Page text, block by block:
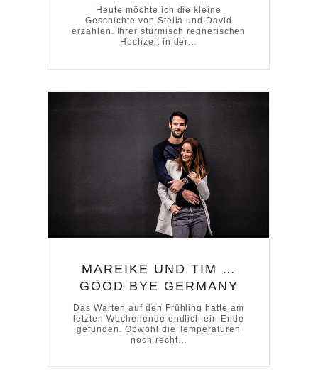
Heute möchte ich die kleine
Geschichte von Stella und David
erzählen. Ihrer stürmisch regnerischen
Hochzeit in der…
MAREIKE UND TIM …
GOOD BYE GERMANY
Das Warten auf den Frühling hatte am
letzten Wochenende endlich ein Ende
gefunden. Obwohl die Temperaturen
noch recht…